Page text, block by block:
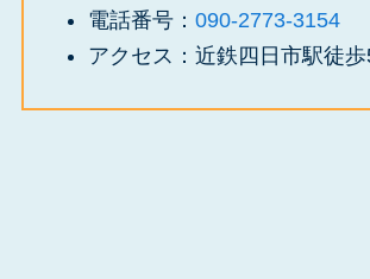
電話番号： 090-2773-3154
アクセス：近鉄四日市駅徒歩